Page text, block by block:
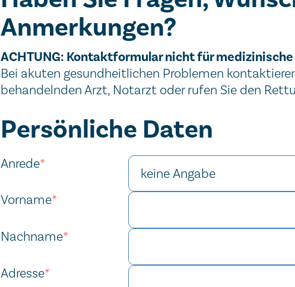
Anmerkungen?
Wichtiger Hinweis
ACHTUNG: Kontaktformular nicht für
Bei akuten gesundheitlichen Problemen
behandelnden Arzt, Notarzt oder rufen Sie den
Kontaktformular
Persönliche Daten
Anrede*
Vorname*
Nachname*
Adresse*